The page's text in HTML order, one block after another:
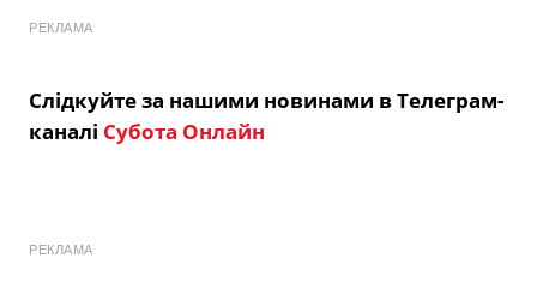
РЕКЛАМА
Слідкуйте за нашими новинами в Телеграм-
каналі Субота Онлайн
РЕКЛАМА